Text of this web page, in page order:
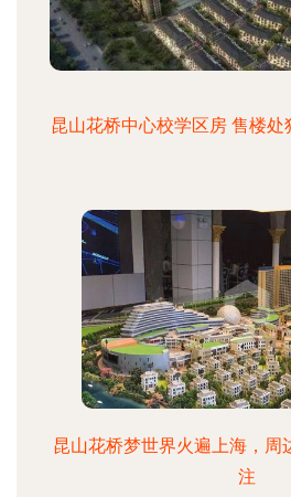
昆山花桥中心校学区房 售楼
昆山花桥梦世界火遍上海，周
注